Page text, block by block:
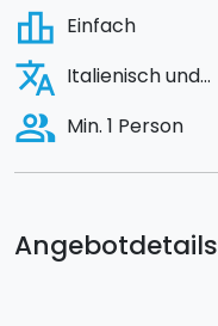
Angebotdetails
leaderboard Einfach
translate Italienisch und...
people_alt Min. 1 Person